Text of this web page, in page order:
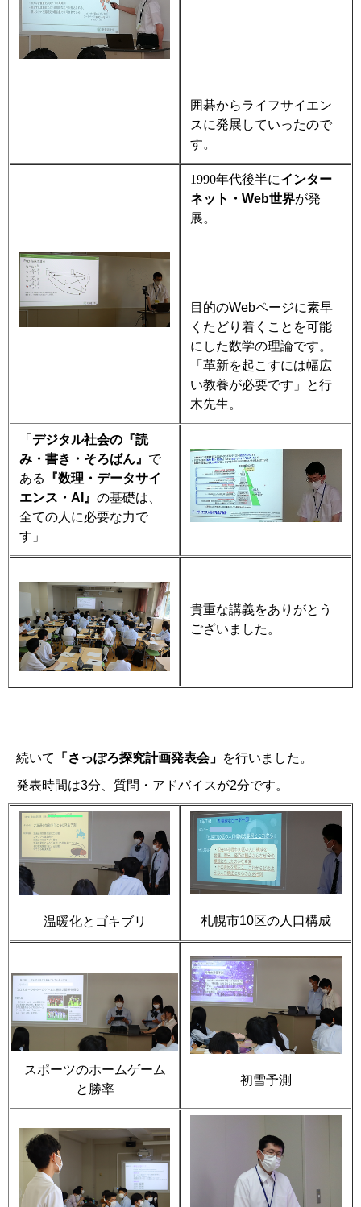
囲碁からライフサイエン
スに発展していったので
す。
1990年代後半にインター
ネット・ Web世界が発
展。
目的のWebページに素早
くたどり着くことを可能
にした数学の理論です。
「革新を起こすには幅広
い教養が必要です」と行
木先生。
「 デジタル社会の『読
み・書き・そろばん』 で
ある
『数理・データサイ
エンス・ AI 』 の基礎は、
全ての人に必要な力で
す」
貴重な講義をありがとう
ございました。
続いて 「さっぽろ探究計画発表会」 を行いました。
発表時間は3分、質問・アドバイスが2分です。
温暖化とゴキブリ 札幌市10区の人口構成
スポーツのホームゲーム
と勝率
初雪予測